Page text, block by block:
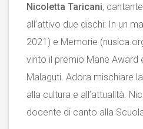
Nicoletta Taricani,
all’attivo due dischi: In un
2021) e Memorie
vinto il premio Mane Award
Malaguti. Adora mischiare
alla cultura e all’attualità.
docente di canto alla